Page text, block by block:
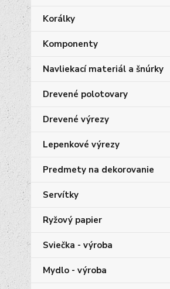
Korálky
Komponenty
Navliekací materiál a šnúrky
Drevené polotovary
Drevené výrezy
Lepenkové výrezy
Predmety na dekorovanie
Servítky
Ryžový papier
Sviečka - výroba
Mydlo - výroba